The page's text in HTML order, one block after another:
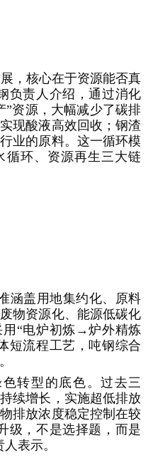
，核心在于资源能否真
负责人介绍，通过消化
”资源，大幅减少了碳排
现酸液高效回收；钢渣
业的原料。这一循环模
循环、资源再生三大链
涵盖用地集约化、原料
物资源化、能源低碳化
用“电炉初炼→炉外精炼
流程工艺，吨钢综合
转型的底色。过去三
续增长，实施超低排放
排放浓度稳定控制在较
级，不是选择题，而是
表示。